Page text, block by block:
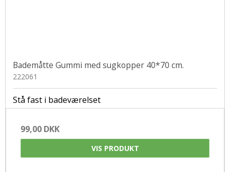
Bademåtte Gummi med sugkopper 40*70 cm.
222061
Stå fast i badeværelset
99,00 DKK
VIS PRODUKT